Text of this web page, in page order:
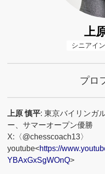
上
シニアイ
プロ
上原 慎平: 東京バイリンガ
ー、サマーオープン優勝
X:〈@chesscoach13〉
youtube<https://
YBAxGxSgWOnQ>